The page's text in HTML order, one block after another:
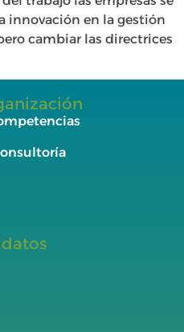
innovación en la gestión
cambiar las directrices